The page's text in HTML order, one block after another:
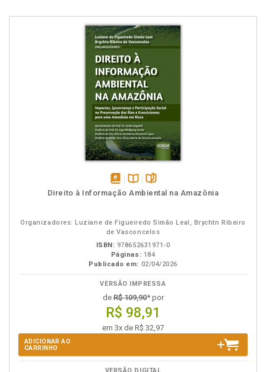
disponívelDisponível
páginas
Direito à Informação Ambiental na Amazônia
Organizadores: Luziane de Figueiredo Simão Leal, Brychtn Ribeiro
de Vasconcelos
ISBN: 978652631971-0
Páginas: 184
Publicado em: 02/04/2026
VERSÃO IMPRESSA
deR$ 109,90* por
R$ 98,91
em 3x de R$ 32,97
ADICIONAR AO
CARRINHO